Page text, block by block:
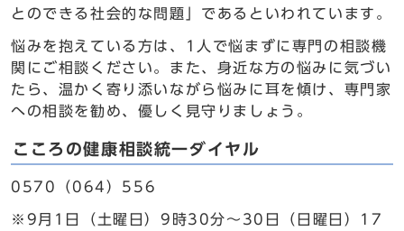
とのできる社会的な問題」であるといわれています。
悩みを抱えている方は、1人で悩まずに専門の相談機
関にご相談ください。また、身近な方の悩みに気づい
たら、温かく寄り添いながら悩みに耳を傾け、専門家
への相談を勧め、優しく見守りましょう。
こころの健康相談統一ダイヤル
0570（064）556
※9月1日（土曜日）9時30分～30日（日曜日）17